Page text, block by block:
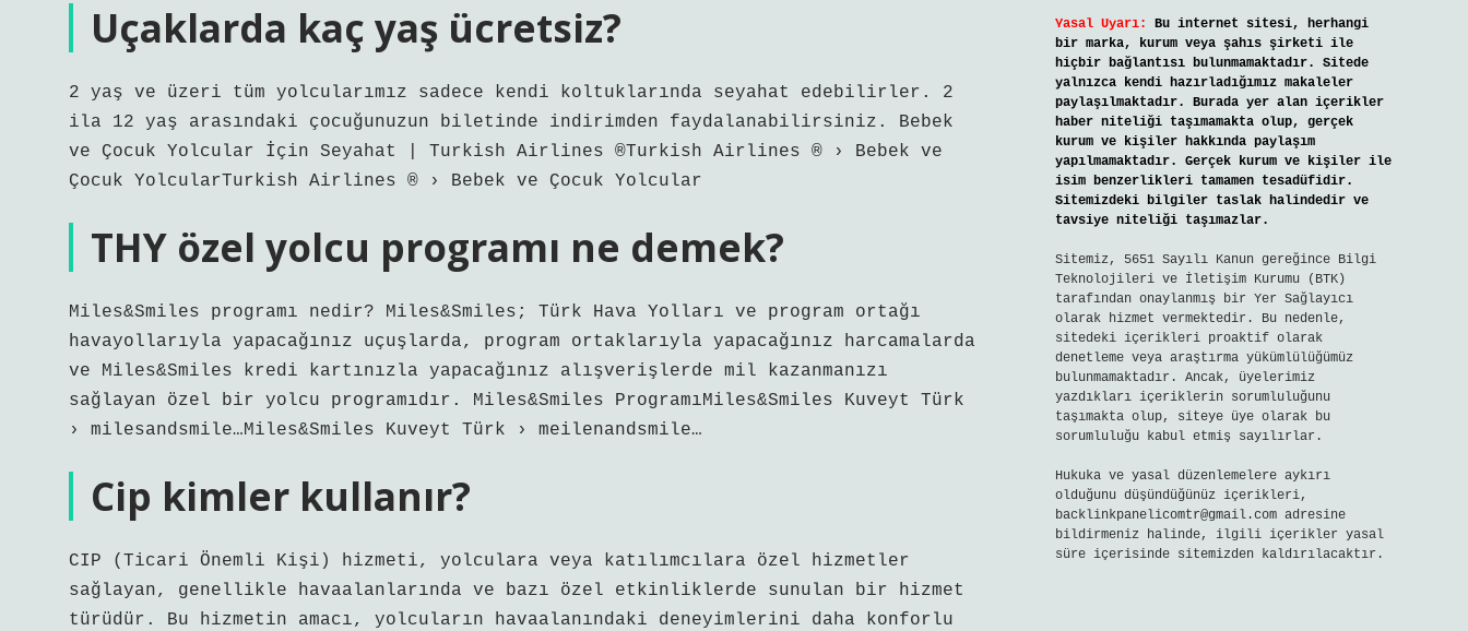
Uçaklarda kaç yaş ücretsiz?
2 yaş ve üzeri tüm yolcularımız sadece kendi koltuklarında seyahat edebilirler. 2
ila 12 yaş arasındaki çocuğunuzun biletinde indirimden faydalanabilirsiniz. Bebek
ve Çocuk Yolcular İçin Seyahat | Turkish Airlines ®Turkish Airlines ®️ › Bebek ve
Çocuk YolcularTurkish Airlines ®️ › Bebek ve Çocuk Yolcular
THY özel yolcu programı ne demek?
Miles&Smiles programı nedir? Miles&Smiles; Türk Hava Yolları ve program ortağı
havayollarıyla yapacağınız uçuşlarda, program ortaklarıyla yapacağınız harcamalarda
ve Miles&Smiles kredi kartınızla yapacağınız alışverişlerde mil kazanmanızı
sağlayan özel bir yolcu programıdır. Miles&Smiles ProgramıMiles&Smiles Kuveyt Türk
› milesandsmile…Miles&Smiles Kuveyt Türk › meilenandsmile…
Cip kimler kullanır?
CIP (Ticari Önemli Kişi) hizmeti, yolculara veya katılımcılara özel hizmetler
sağlayan, genellikle havaalanlarında ve bazı özel etkinliklerde sunulan bir hizmet
türüdür. Bu hizmetin amacı, yolcuların havaalanındaki deneyimlerini daha konforlu
Yasal Uyarı:
Bu internet sitesi, herhangi
bir marka, kurum veya şahıs şirketi ile
hiçbir bağlantısı bulunmamaktadır. Sitede
yalnızca kendi hazırladığımız makaleler
paylaşılmaktadır. Burada yer alan içerikler
haber niteliği taşımamakta olup, gerçek
kurum ve kişiler hakkında paylaşım
yapılmamaktadır. Gerçek kurum ve kişiler ile
isim benzerlikleri tamamen tesadüfidir.
Sitemizdeki bilgiler taslak halindedir ve
tavsiye niteliği taşımazlar.
Sitemiz, 5651 Sayılı Kanun gereğince Bilgi
Teknolojileri ve İletişim Kurumu (BTK)
tarafından onaylanmış bir Yer Sağlayıcı
olarak hizmet vermektedir. Bu nedenle,
sitedeki içerikleri proaktif olarak
denetleme veya araştırma yükümlülüğümüz
bulunmamaktadır. Ancak, üyelerimiz
yazdıkları içeriklerin sorumluluğunu
taşımakta olup, siteye üye olarak bu
sorumluluğu kabul etmiş sayılırlar.
Hukuka ve yasal düzenlemelere aykırı
olduğunu düşündüğünüz içerikleri,
backlinkpanelicomtr@gmail.comadresine
bildirmeniz halinde, ilgili içerikler yasal
süre içerisinde sitemizden kaldırılacaktır.